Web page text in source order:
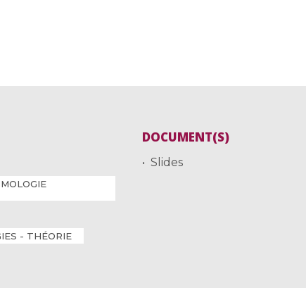
- THÉORIE
DOCUMENT(S)
Slides